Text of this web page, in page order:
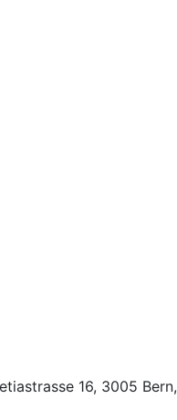
16, 3005 Bern,